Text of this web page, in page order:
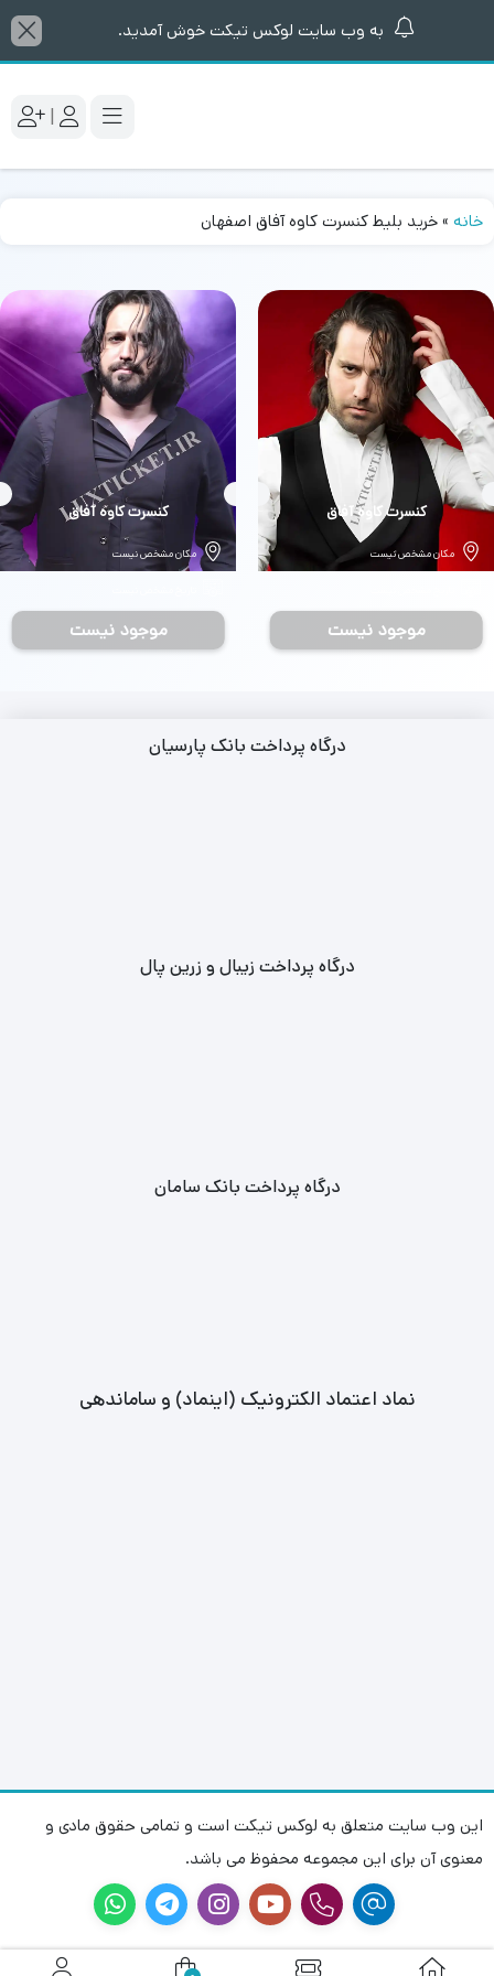
به وب سایت لوکس تیکت خوش آمدید.
|
خانه »خرید بلیط کنسرت کاوه آفاق اصفهان
بلیط
کنسرت کاوه آفاق
مکان مشخص نیست
موجود نیست
بلیط
کنسرت کاوه آفاق
مکان مشخص نیست
موجود نیست
درگاه پرداخت بانک پارسیان
درگاه پرداخت زیبال و زرین پال
درگاه پرداخت بانک سامان
نماد اعتماد الکترونیک (اینماد) و ساماندهی
این وب سایت متعلق به لوکس تیکت است و تمامی حقوق مادی و
معنوی آن برای این مجموعه محفوظ می باشد.